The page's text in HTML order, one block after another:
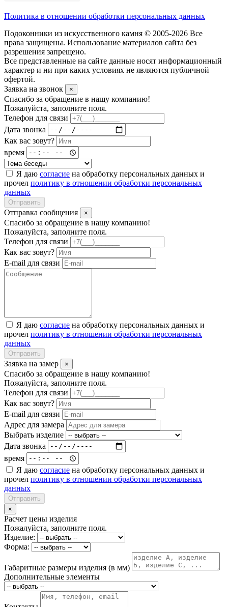
Политика в отношении обработки персональных данных
Подоконники из искусственного камня © 2005-2026 Все
права защищены. Использование материалов сайта без
разрешения запрещено.
Все представленные на сайте данные носят информационный
характер и ни при каких условиях не являются публичной
офертой.
Заявка на звонок
×
Спасибо за обращение в нашу компанию!
Пожалуйста, заполните поля.
Телефон для связи
Дата звонка
Как вас зовут?
время
Я даю согласие на обработку персональных данных и
прочел политику в отношении обработки персональных
данных
Отправить
Отправка сообщения ×
Спасибо за обращение в нашу компанию!
Пожалуйста, заполните поля.
Телефон для связи
Как вас зовут?
E-mail для связи
Я даю согласие на обработку персональных данных и
прочел политику в отношении обработки персональных
данных
Отправить
Заявка на замер ×
Спасибо за обращение в нашу компанию!
Пожалуйста, заполните поля.
Телефон для связи
Как вас зовут?
E-mail для связи
Адрес для замера
Выбрать изделие
Дата звонка
время
Я даю согласие на обработку персональных данных и
прочел политику в отношении обработки персональных
данных
Отправить
×
Расчет цены изделия
Пожалуйста, заполните поля.
Изделие:
Форма:
Габаритные размеры изделия (в мм)
Дополнительные элементы